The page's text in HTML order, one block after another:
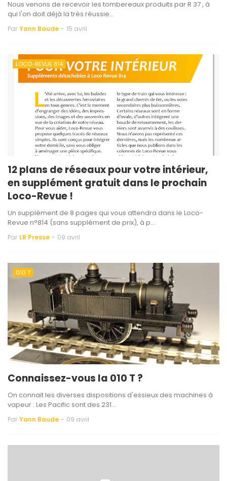
Nous venons de recevoir les tombereaux produits par R 37 , à
qui l'on doit déjà la très réussie…
Par Yann Baude - 15 avril
LOCO-REVUE 814
12 plans de réseaux pour votre intérieur,
en supplément gratuit dans le prochain
Loco-Revue !
Un supplément de 8 pages qui vous attendra dans le Loco-
Revue n°814 (sans supplément de prix), à p…
Par LR Presse - 09 avril
010 T
Connaissez-vous la 010 T ?
On connait les diverses dispositions d'essieux des machines à
vapeur : Les Pacific sont des 231…
Par Yann Baude - 09 avril